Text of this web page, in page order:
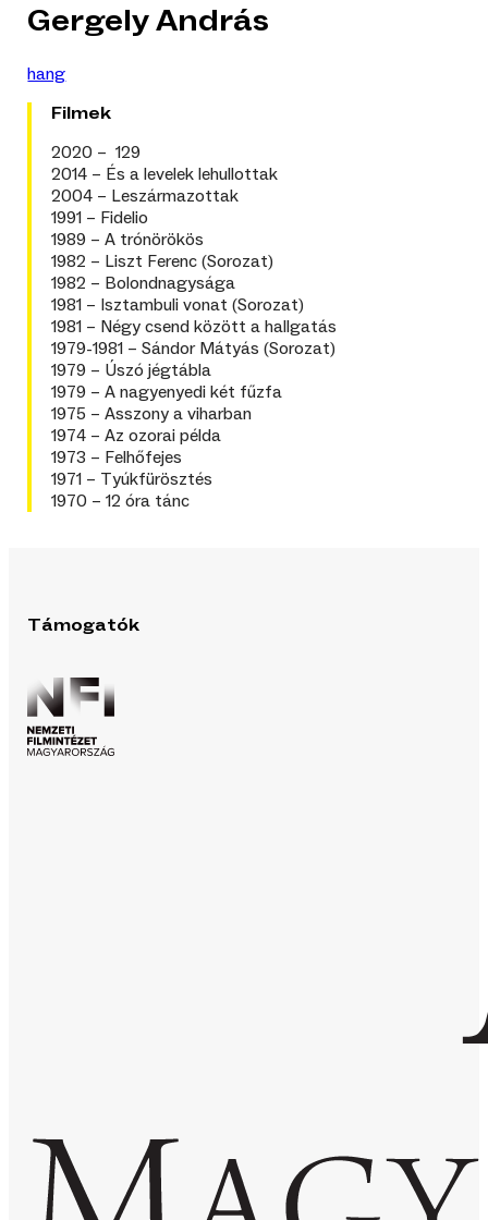
Gergely András
hang
Filmek
2020 – 129
2014 – És a levelek lehullottak
2004 – Leszármazottak
1991 – Fidelio
1989 – A trónörökös
1982 – Liszt Ferenc (Sorozat)
1982 – Bolondnagysága
1981 – Isztambuli vonat (Sorozat)
1981 – Négy csend között a hallgatás
1979-1981 – Sándor Mátyás (Sorozat)
1979 – Úszó jégtábla
1979 – A nagyenyedi két fűzfa
1975 – Asszony a viharban
1974 – Az ozorai példa
1973 – Felhőfejes
1971 – Tyúkfürösztés
1970 – 12 óra tánc
Támogatók